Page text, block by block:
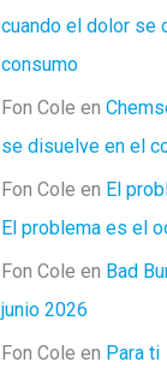
cuando el dolor se
consumo
Fon Cole en
se disuelve en el
Fon Cole en El
El problema es el
Fon Cole en Bad
junio 2026
Fon Cole en Para ti